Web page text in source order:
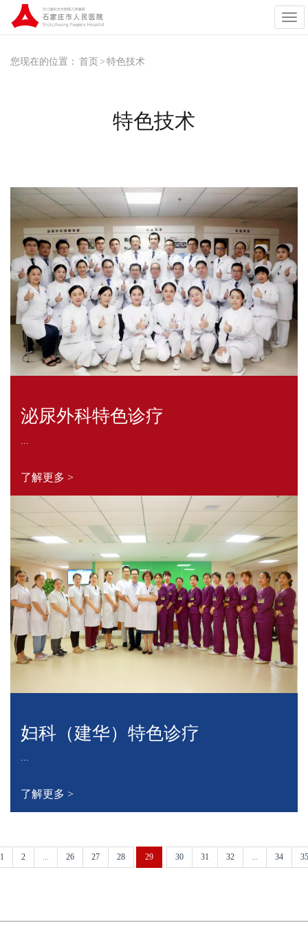
展
开
您现在的位置： 首页 > 特色技术
特色技术
泌尿外科特色诊疗
了解更多 >
妇科（建华）特色诊疗
...
了解更多 >
1 2 ... 26 27 28 29 30 31 32 ... 34 35